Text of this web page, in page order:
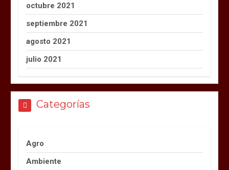
octubre 2021
septiembre 2021
agosto 2021
julio 2021
Categorías
Agro
Ambiente